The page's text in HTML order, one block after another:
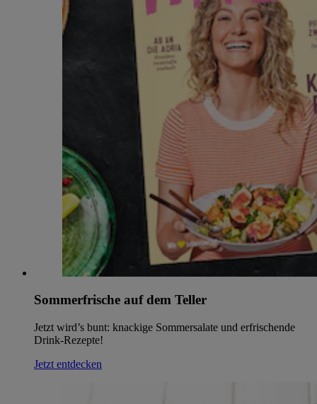
Sommerfrische auf dem Teller
Jetzt wird’s bunt: knackige Sommersalate und erfrischende
Drink-Rezepte!
Jetzt entdecken